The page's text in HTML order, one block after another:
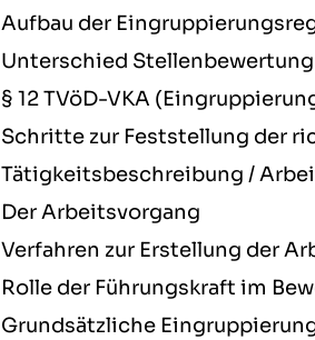
Aufbau der
Unterschied
§ 12 TVöD-VKA
Schritte zur Feststellung der
Tätigkeitsbeschreibung /
Der Arbeitsvorgang
Verfahren zur Erstellung der
Rolle der Führungskraft im
Grundsätzliche